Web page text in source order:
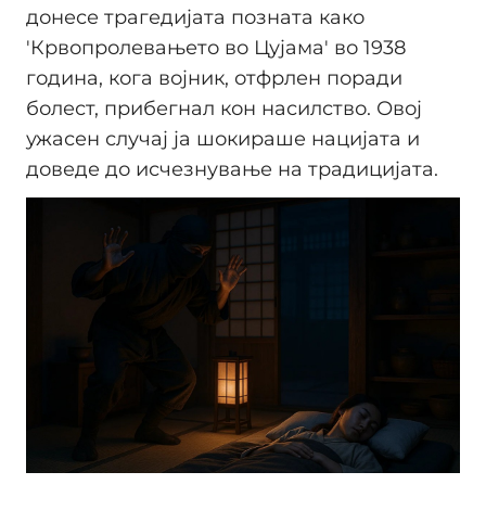
донесе трагедијата позната како
'Крвопролевањето во Цујама' во 1938
година, кога војник, отфрлен поради
болест, прибегнал кон насилство. Овој
ужасен случај ја шокираше нацијата и
доведе до исчезнување на традицијата.